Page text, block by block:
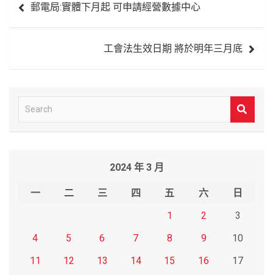
章 郵電局:實體下月起 可申請經營數據中心
工會法生效日期 將於明年三月底
e
2024 年 3 月
一 二 三 四 五 六
日
1
2
3
4
5 6 7 8 9
10
11
12 13 14 15 16 17